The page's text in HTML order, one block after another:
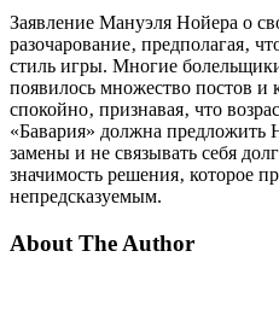
Заявление Мануэля Нойера о
разочарование‚ предполагая‚
стиль игры. Многие
появилось множество постов и
спокойно‚ признавая‚ что
«Бавария» должна предложить
замены и не связывать себя
значимость решения‚ которое
непредсказуемым.
About The Author